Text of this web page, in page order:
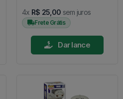
4x R$ 25,00 sem juros
Frete Grátis
Dar lance